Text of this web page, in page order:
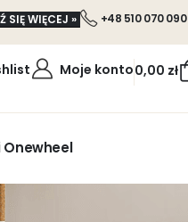
SIĘ WIĘCEJ » +48 510 070 090
Moje konto0,00 zł
Onewheel